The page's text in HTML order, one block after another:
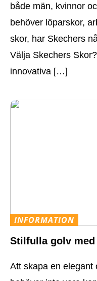
både män, kvinnor
behöver löparskor,
skor, har Skechers
Välja Skechers
innovativa […]
INFORMATION
Stilfulla golv
Att skapa en elegant